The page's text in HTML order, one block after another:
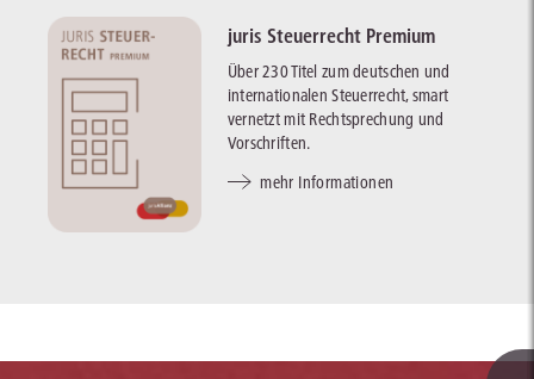
juris Steuerrecht Premium
Über 230 Titel zum deutschen und
internationalen Steuerrecht, smart
vernetzt mit Rechtsprechung und
Vorschriften.
mehr Informationen